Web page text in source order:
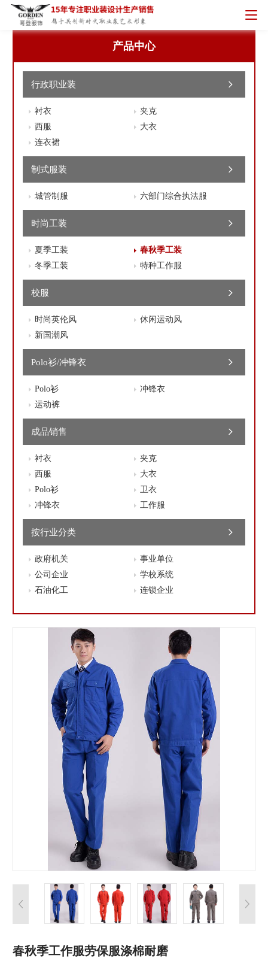
产品中心
行政职业装
衬衣
夹克
西服
大衣
连衣裙
制式服装
城管制服 六部门综合执法服
时尚工装
夏季工装
春秋季工装
冬季工装
特种工作服
校服
时尚英伦风
休闲运动风
新国潮风
Polo衫/冲锋衣
Polo衫
冲锋衣
运动裤
成品销售
衬衣
夹克
西服
大衣
Polo衫
卫衣
冲锋衣
工作服
按行业分类
政府机关
事业单位
公司企业
学校系统
石油化工
连锁企业
春秋季工作服劳保服涤棉耐磨